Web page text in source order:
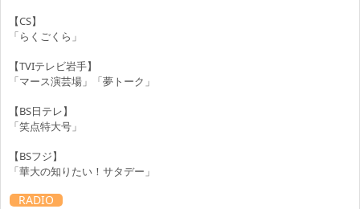
【CS】
「らくごくら」
【TVIテレビ岩手】
「マース演芸場」「夢トーク」
【BS日テレ】
「笑点特大号」
【BSフジ】
「華大の知りたい！サタデー」
RADIO